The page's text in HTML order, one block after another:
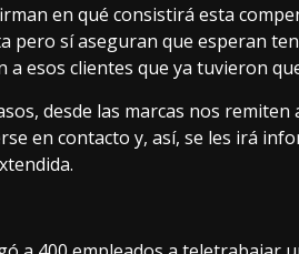
en qué consistirá esta
pero sí aseguran que esperan
esos clientes que ya tuvieron
desde las marcas nos remiten
en contacto y, así, se les irá